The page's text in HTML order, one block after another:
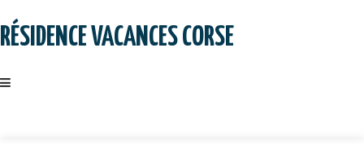
toRÉSIDENCE VACANCES CORSE